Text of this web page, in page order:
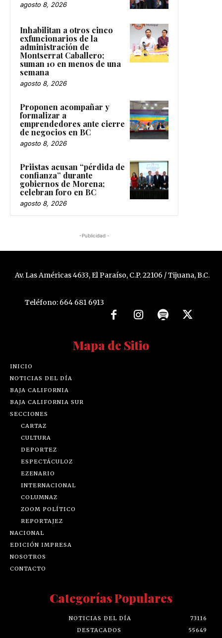
agosto 8, 2026
Inhabilitan a otros cinco
exfuncionarios de la
administración de
Montserrat Caballero;
suman 10 en menos de una
semana
agosto 8, 2026
Proponen acompañar y
formalizar a
emprendedores ante cierre
de negocios en BC
agosto 8, 2026
Priistas acusan “pérdida de
confianza” durante
gobiernos de Morena;
celebran foro en BC
agosto 8, 2026
-Publicidad -
Av. Las Américas 4633, El Paraíso, C.P. 22106 / Tijuana, B.C.
Teléfono: 664 681 6913
Mapa de Sitio
INICIO
NOTICIAS DEL DÍA
BAJA CALIFORNIA
BAJA CALIFORNIA SUR
SECCIONES
CARTAZ
CULTURA
DEPORTEZ
ESPECTÁCULOZ
EZENARIO
INTERNACIONAL
COLUMNAZ
ZOOM POLÍTICO
REPORTAJEZ
NACIONAL
EDICIÓN IMPRESA
NOSOTROS
CONTACTO
Categorías Populares
NOTICIAS DEL DÍA
73116
DESTACADOS
55649